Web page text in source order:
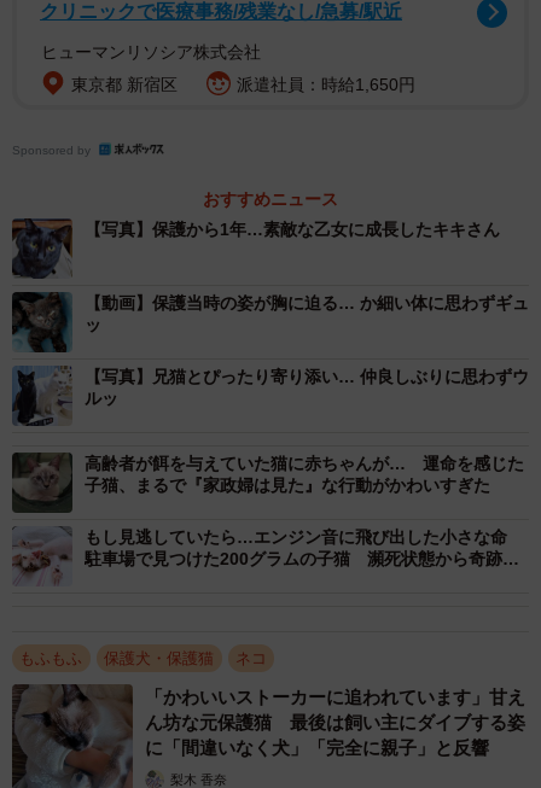
ったといいます。放っておけば命が危ない。そう感じた飼
い主さんは、迷うことなくその場で保護しました。
くの店に『猫が脱走するのでドアを閉めてください』と書
って聞いてみましたが違うとのこと。恐らく親とはぐれた
のだろうと…そのまま放置するわけにもいかないと思った
ので連れて行くことにしたんです。それが、キキとの出会
いでした」
3/16
保護後、病院で診察を待つキキさん（画像提供：三田尻さん）
クリニックで医療事務/残業なし/急募/駅近
ヒューマンリソシア株式会社
東京都 新宿区
派遣社員：時給1,650円
Sponsored by
おすすめニュース
【写真】保護から1年…素敵な乙女に成長したキキさん
【動画】保護当時の姿が胸に迫る… か細い体に思わずギュ
ッ
【写真】兄猫とぴったり寄り添い… 仲良しぶりに思わずウ
ルッ
高齢者が餌を与えていた猫に赤ちゃんが… 運命を感じた
子猫、まるで『家政婦は見た』な行動がかわいすぎた
もし見逃していたら…エンジン音に飛び出した小さな命
駐車場で見つけた200グラムの子猫 瀕死状態から奇跡の
もふもふ 保護犬・保護猫 ネコ
「かわいいストーカーに追われています」甘え
ん坊な元保護猫 最後は飼い主にダイブする姿
に「間違いなく犬」「完全に親子」と反響
梨木 香奈